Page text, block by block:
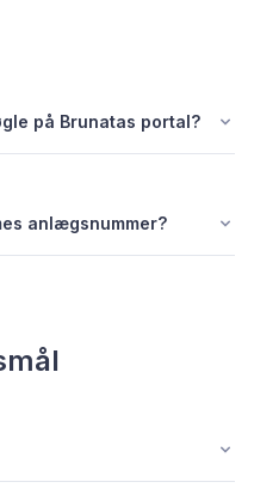
på Brunatas portal?
anlægsnummer?